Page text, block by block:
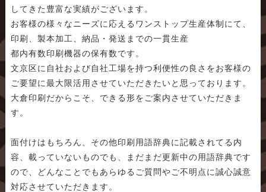
してきた豊富な実績がございます。
お客様の様々なニーズに応えるワンストップ生産体制にて、
印刷、製本加工、納品・発送までの一貫生産
都内有数印刷機器の保有数です。
文京区に自社および自社工場を持つ利便性の良さをお客様の
ご要望に最大限活用させていただきたいと思っております。
大倉印刷だからこそ、できる形をご案内させていただきま
す。
面付けはもちろん、その他印刷用語辞典に記載されてる内
容、載っていないものでも、まだまだ更新中の用語辞典です
ので、どんなことでもあらゆるご質問やご不明点に誠心誠意
対応させていただきます。